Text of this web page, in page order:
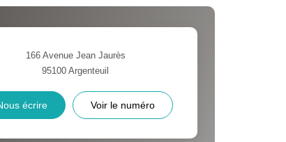
166 Avenue Jean Jaurès
95100Argenteuil
écrire Voir le numéro